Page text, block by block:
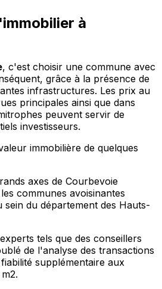
à
, c'est choisir une commune avec
grâce à la présence de
infrastructures. Les prix au
principales ainsi que dans
peuvent servir de
investisseurs.
immobilière de quelques
axes de Courbevoie
communes avoisinantes
sein du département des Hauts-
tels que des conseillers
de l'analyse des transactions
supplémentaire aux